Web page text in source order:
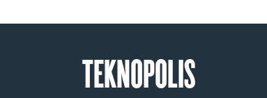
TEKNOPOLIS